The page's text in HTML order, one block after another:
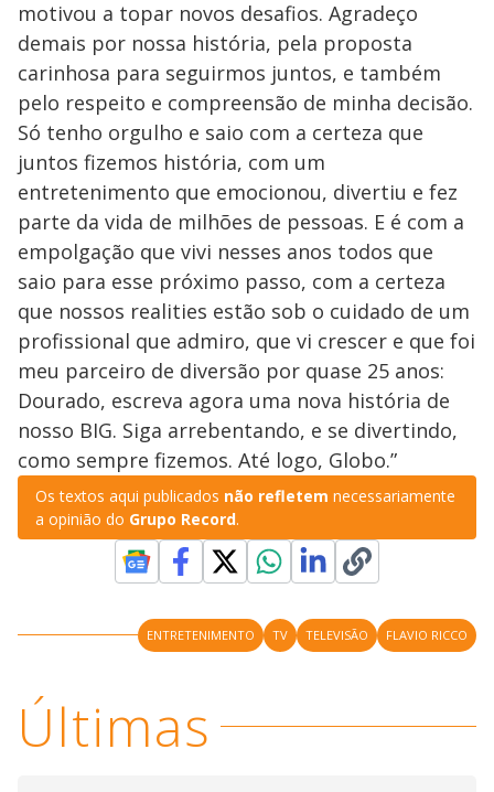
motivou a topar novos desafios. Agradeço
demais por nossa história, pela proposta
carinhosa para seguirmos juntos, e também
pelo respeito e compreensão de minha decisão.
Só tenho orgulho e saio com a certeza que
juntos fizemos história, com um
entretenimento que emocionou, divertiu e fez
parte da vida de milhões de pessoas. E é com a
empolgação que vivi nesses anos todos que
saio para esse próximo passo, com a certeza
que nossos realities estão sob o cuidado de um
profissional que admiro, que vi crescer e que foi
meu parceiro de diversão por quase 25 anos:
Dourado, escreva agora uma nova história de
nosso BIG. Siga arrebentando, e se divertindo,
como sempre fizemos. Até logo, Globo.”
Os textos aqui publicados não refletem necessariamente
a opinião do Grupo Record.
ENTRETENIMENTO TV TELEVISÃO FLAVIO RICCO
Últimas